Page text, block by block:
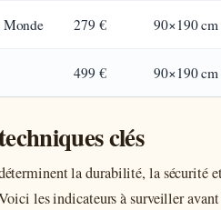
Monde 279 € 90×190 cm
499 € 90×190 cm
clés
la durabilité, la sécurité
les indicateurs à surveiller